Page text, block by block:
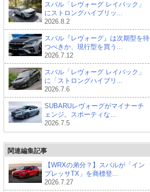
スバル「レヴォーグ レイバック」
にストロングハイブリッ...
2026.8.2
スバル『レヴォーグ』は次期型を待
つべきか、現行型を買う...
2026.7.12
スバル「レヴォーグ レイバック」
に「ストロングハイブリ...
2026.7.6
SUBARUレヴォーグがマイナーチ
ェンジ。スポーティな...
2026.7.5
関連編集記事
【WRXの弟分？】スバルが「イン
プレッサTX」を商標登...
2026.7.27